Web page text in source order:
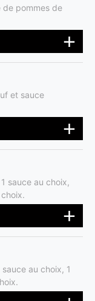
pommes de
et sauce
sauce au choix,
au choix, 1